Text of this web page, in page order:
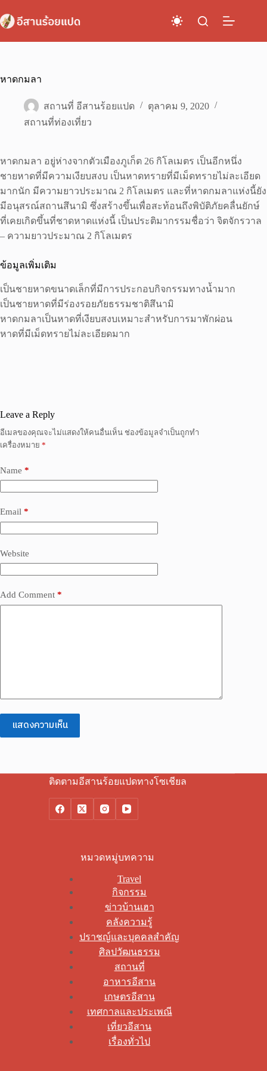
to
content
หาดกมลา
สถานที่ อีสานร้อยแปด
ตุลาคม 9, 2020
สถานที่ท่องเที่ยว
หาดกมลา อยู่ห่างจากตัวเมืองภูเก็ต 26 กิโลเมตร เป็นอีกหนึ่ง
ชายหาดที่มีความเงียบสงบ เป็นหาดทรายที่มีเม็ดทรายไม่ละเอียด
มากนัก มีความยาวประมาณ 2 กิโลเมตร และที่หาดกมลาแห่งนี้ยัง
มีอนุสรณ์สถานสึนามิ ซึ่งสร้างขึ้นเพื่อสะท้อนถึงพิบัติภัยคลื่นยักษ์
ที่เคยเกิดขึ้นที่ชาดหาดแห่งนี้ เป็นประติมากรรมชื่อว่า จิตจักรวาล
– ความยาวประมาณ 2 กิโลเมตร
ข้อมูลเพิ่มเติม
เป็นชายหาดขนาดเล็กที่มีการประกอบกิจกรรมทางน้ำมาก
เป็นชายหาดที่มีร่องรอยภัยธรรมชาติสึนามิ
หาดกมลาเป็นหาดที่เงียบสงบเหมาะสำหรับการมาพักผ่อน
หาดที่มีเม็ดทรายไม่ละเอียดมาก
Leave a Reply
อีเมลของคุณจะไม่แสดงให้คนอื่นเห็น ช่องข้อมูลจำเป็นถูกทำ
เครื่องหมาย *
Name *
Email *
Website
Add Comment *
แสดงความเห็น
ติดตามอีสานร้อยแปดทางโซเชียล
หมวดหมู่บทความ
Travel
กิจกรรม
ข่าวบ้านเฮา
คลังความรู้
ปราชญ์และบุคคลสำคัญ
ศิลปวัฒนธรรม
สถานที่
อาหารอีสาน
เกษตรอีสาน
เทศกาลและประเพณี
เที่ยวอีสาน
เรื่องทั่วไป